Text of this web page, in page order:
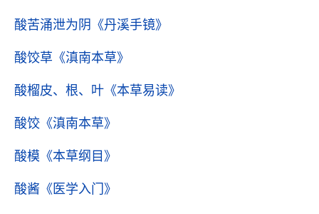
酸苦涌泄为阴 《丹溪手镜》
酸饺草 《滇南本草》
酸榴皮、根、叶 《本草易读》
酸饺 《滇南本草》
酸模 《本草纲目》
酸酱 《医学入门》